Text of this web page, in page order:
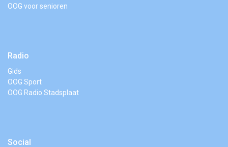
OOG voor senioren
Radio
Gids
OOG Sport
OOG Radio Stadsplaat
Social